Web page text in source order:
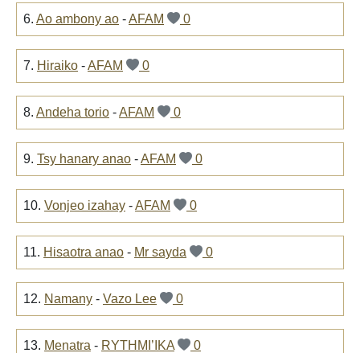
6. Ao ambony ao -AFAM 0
7. Hiraiko -AFAM 0
8. Andeha torio -AFAM 0
9. Tsy hanary anao -AFAM 0
10. Vonjeo izahay -AFAM 0
11. Hisaotra anao - Mr sayda 0
12. Namany - Vazo Lee 0
13. Menatra - RYTHMI’IKA 0